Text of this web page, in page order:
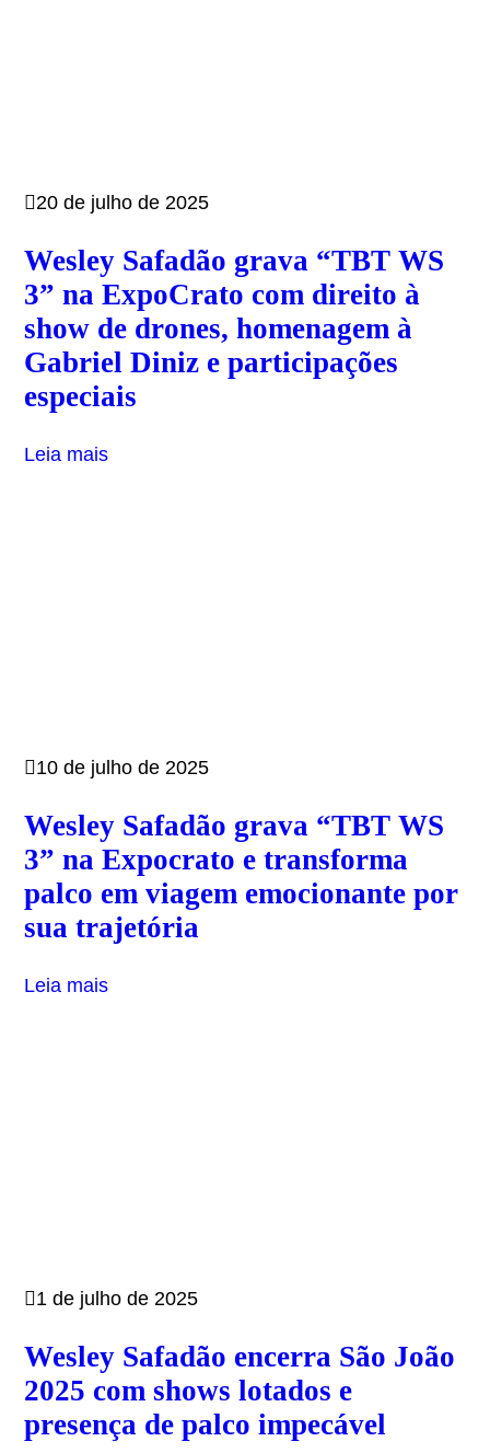
20 de julho de 2025
Wesley Safadão grava “TBT WS
3” na ExpoCrato com direito à
show de drones, homenagem à
Gabriel Diniz e participações
especiais
Leia mais
10 de julho de 2025
Wesley Safadão grava “TBT WS
3” na Expocrato e transforma
palco em viagem emocionante por
sua trajetória
Leia mais
1 de julho de 2025
Wesley Safadão encerra São João
2025 com shows lotados e
presença de palco impecável